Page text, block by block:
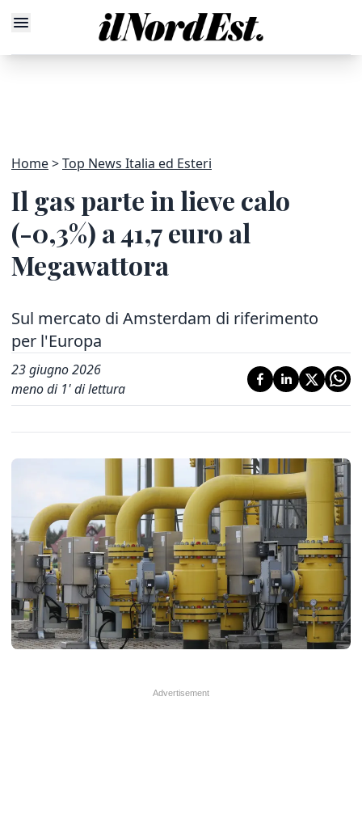
Home Top News Italia ed Esteri
Il gas parte in lieve calo
(-0,3%) a 41,7 euro al
Megawattora
Sul mercato di Amsterdam di riferimento
per l'Europa
23 giugno 2026
meno di 1' di lettura